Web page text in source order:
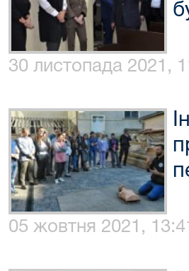
30 листопада 2021,
05 жовтня 2021,